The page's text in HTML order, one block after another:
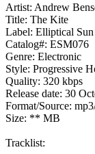
Artist: Andrew
Title: The Kite
Label: Elliptical
Catalog#: ESM076
Genre: Electronic
Style: Progressive
Quality: 320 kbps
Release date: 30
Format/Source:
Size: ** MB
Tracklist: